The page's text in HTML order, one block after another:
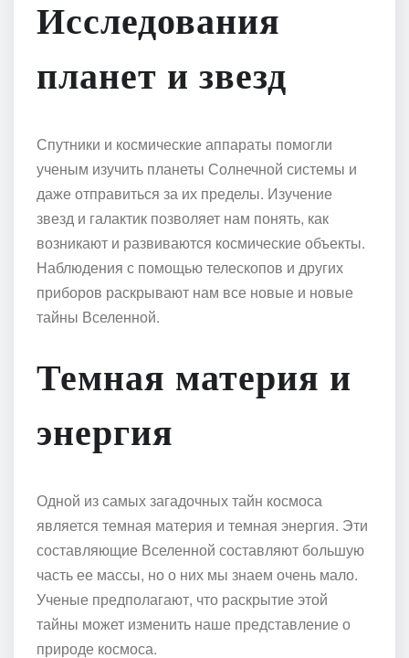
Исследования
планет и звезд
Спутники и космические аппараты помогли
ученым изучить планеты Солнечной системы и
даже отправиться за их пределы. Изучение
звезд и галактик позволяет нам понять, как
возникают и развиваются космические объекты.
Наблюдения с помощью телескопов и других
приборов раскрывают нам все новые и новые
тайны Вселенной.
Темная материя и
энергия
Одной из самых загадочных тайн космоса
является темная материя и темная энергия. Эти
составляющие Вселенной составляют большую
часть ее массы, но о них мы знаем очень мало.
Ученые предполагают, что раскрытие этой
тайны может изменить наше представление о
природе космоса.